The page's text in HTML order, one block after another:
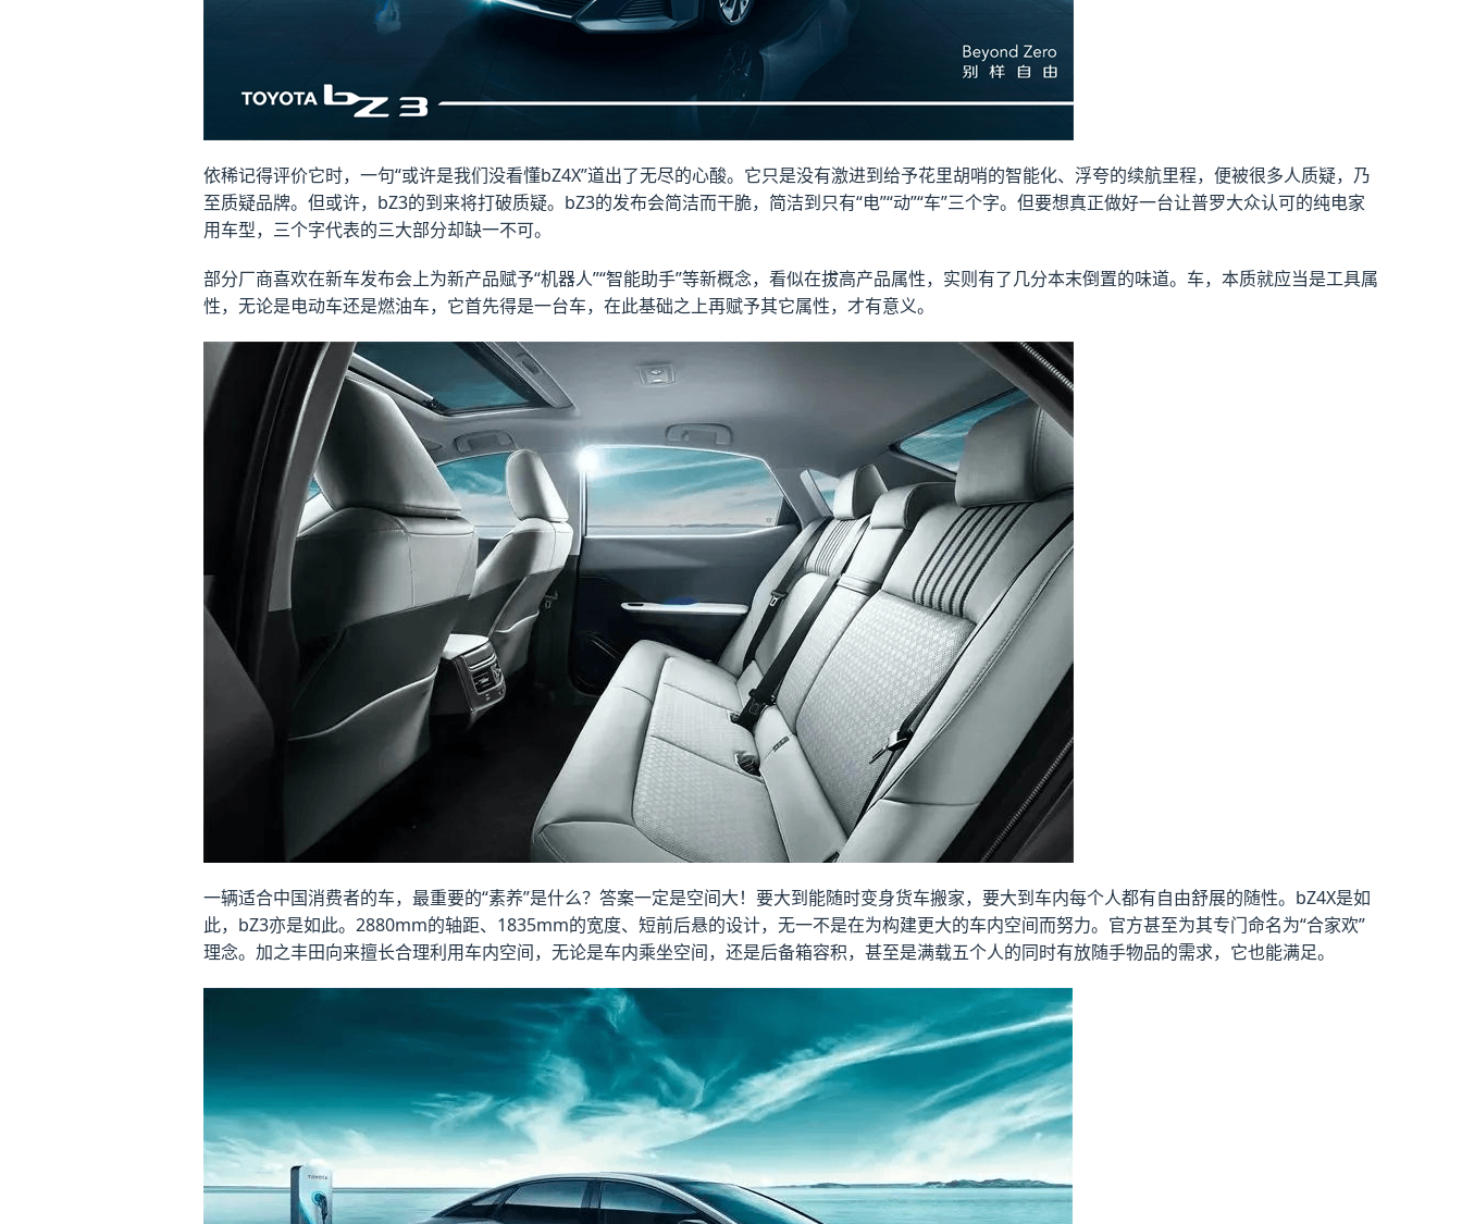
依稀记得评价它时，一句“或许是我们没看懂bZ4X”道出了无尽的心酸。它只是没有激进到给予花里胡哨的智能化、浮夸的续航里程，便被很多人质疑，乃
至质疑品牌。但或许，bZ3的到来将打破质疑。bZ3的发布会简洁而干脆，简洁到只有“电”“动”“车”三个字。但要想真正做好一台让普罗大众认可的纯电家
用车型，三个字代表的三大部分却缺一不可。
部分厂商喜欢在新车发布会上为新产品赋予“机器人”“智能助手”等新概念，看似在拔高产品属性，实则有了几分本末倒置的味道。车，本质就应当是工具属
性，无论是电动车还是燃油车，它首先得是一台车，在此基础之上再赋予其它属性，才有意义。
一辆适合中国消费者的车，最重要的“素养”是什么？答案一定是空间大！要大到能随时变身货车搬家，要大到车内每个人都有自由舒展的随性。bZ4X是如
此，bZ3亦是如此。2880mm的轴距、1835mm的宽度、短前后悬的设计，无一不是在为构建更大的车内空间而努力。官方甚至为其专门命名为“合家欢”
理念。加之丰田向来擅长合理利用车内空间，无论是车内乘坐空间，还是后备箱容积，甚至是满载五个人的同时有放随手物品的需求，它也能满足。